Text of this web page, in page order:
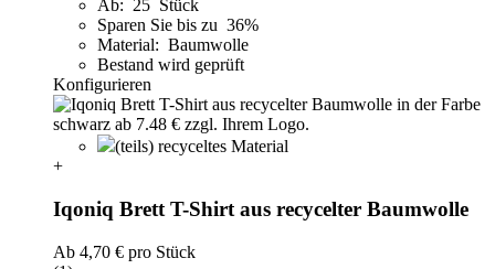
Ab: 25 Stück
Sparen Sie bis zu 36%
Material: Baumwolle
Bestand wird geprüft
Konfigurieren
(teils) recyceltes Material
+
Iqoniq Brett T-Shirt aus recycelter Baumwolle
Ab 4,70 € pro Stück